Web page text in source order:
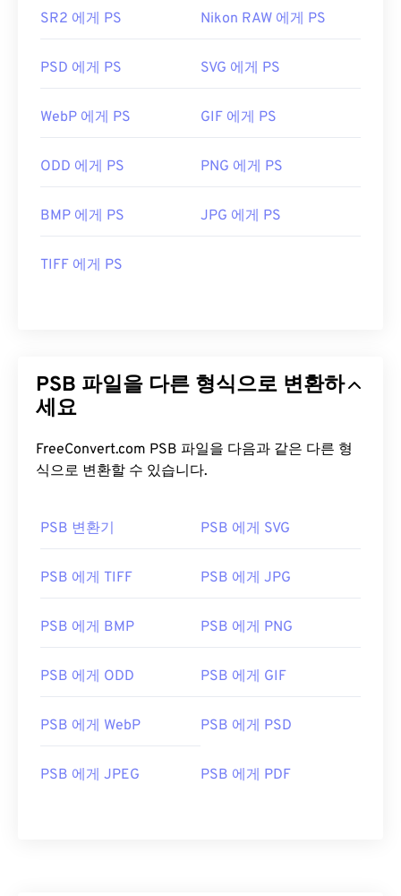
SR2 에게 PS Nikon RAW 에게 PS
PSD 에게 PS SVG 에게 PS
WebP 에게 PS GIF 에게 PS
ODD 에게 PS PNG 에게 PS
BMP 에게 PS JPG 에게 PS
TIFF 에게 PS
PSB 파일을 다른 형식으로 변환하
세요
FreeConvert.com PSB 파일을 다음과 같은 다른 형
식으로 변환할 수 있습니다.
PSB 변환기 PSB 에게 SVG
PSB 에게 TIFF PSB 에게 JPG
PSB 에게 BMP PSB 에게 PNG
PSB 에게 ODD PSB 에게 GIF
PSB 에게 WebP PSB 에게 PSD
PSB 에게 JPEG PSB 에게 PDF